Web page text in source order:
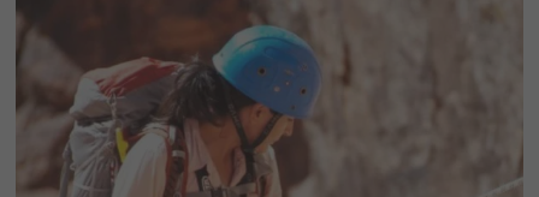
страница ще има посочено място за паркиране.
Преди всеки бънджи скок екипът на Бънджи клуб
повежда подробен инструктаж за безопасност.
Скачащите попълват и подписват декларация, че са
съгласни с инструктажа и са психически и физически
здрави.